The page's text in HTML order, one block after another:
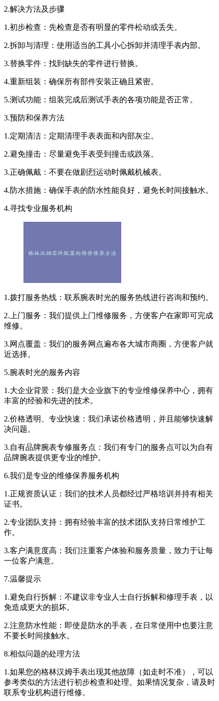
2.解决方法及步骤
1.初步检查：先检查是否有明显的零件松动或丢失。
2.拆卸与清理：使用适当的工具小心拆卸并清理手表内部。
3.替换零件：找到缺失的零件进行替换。
4.重新组装：确保所有部件安装正确且紧密。
5.测试功能：组装完成后测试手表的各项功能是否正常。
3.预防和保养方法
1.定期清洁：定期清理手表表面和内部灰尘。
2.避免撞击：尽量避免手表受到撞击或跌落。
3.正确佩戴：不要在做剧烈运动时佩戴机械表。
4.防水措施：确保手表的防水性能良好，避免长时间接触水。
4.寻找专业服务机构
1.拨打服务热线：联系腕表时光的服务热线进行咨询和预约。
2.上门服务：我们提供上门维修服务，方便客户在家即可完成
维修。
3.网点覆盖：我们的服务网点遍布各大城市商圈，方便客户就
近选择。
5.腕表时光的服务内容
1.大企业背景：我们是大企业旗下的专业维修保养中心，拥有
丰富的经验和先进的技术。
2.价格透明、专业快速：我们承诺价格透明，并且能够快速解
决问题。
3.自有品牌腕表专修服务点：我们有专门的服务点可以为自有
品牌腕表提供更专业的维护。
6.我们是专业的维修保养服务机构
1.正规资质认证：我们的技术人员都经过严格培训并持有相关
证书。
2.专业团队支持：拥有经验丰富的技术团队支持日常维护工
作。
3.客户满意度高：我们注重客户体验和服务质量，致力于让每
一位客户满意。
7.温馨提示
1.避免自行拆解：不建议非专业人士自行拆解和修理手表，以
免造成更大的损坏。
2.注意防水性能：即使是防水的手表，在日常使用中也要注意
不要长时间接触水。
8.相似问题的处理方法
1.如果您的格林汉姆手表出现其他故障（如走时不准），可以
参考类似的方法进行初步检查和处理。如果情况复杂，请及时
联系专业机构进行维修。